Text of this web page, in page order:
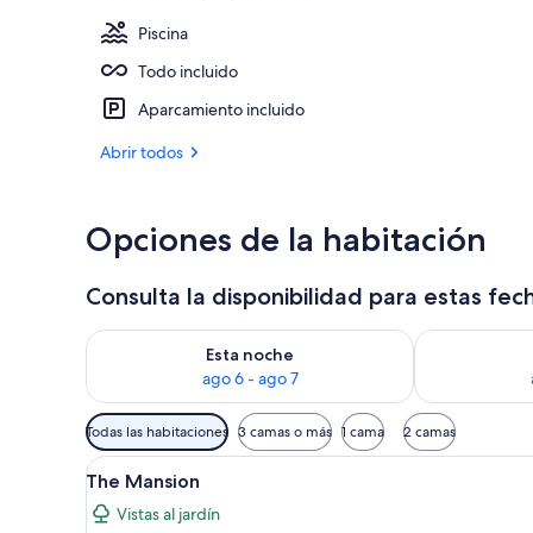
Piscina
Todo incluido
Aparcamiento incluido
Abrir todos
Opciones de la habitación
Consulta la disponibilidad para estas
Esta noche
ago 6 - ago 7
Consulta la disponibilidad para esta noche, ago 6 -
Consulta la
Filtros
disponibles
para
las
habitaciones
Todas las habitaciones 3 camas o más 1 cama 2 camas
Abrir
todas
las
Un amplio salón con un sofá
16
The Mansion
Vistas al jardín